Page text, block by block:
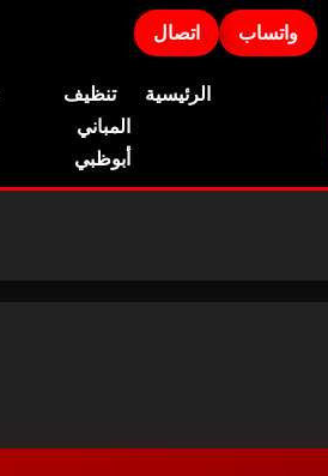
واتساب اتصال
الرئيسية
تنظيف
المباني
أبوظبي